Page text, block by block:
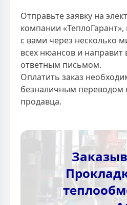
Отправьте заявку на
компании
с вами через несколько
всех нюансов и направит
ответным письмом.
Оплатить заказ
безналичным переводом
продавца.